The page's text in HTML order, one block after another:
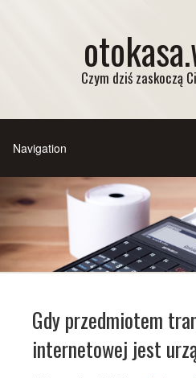
Czym dziś zaskoczą
Gdy przedmiotem
internetowej jest